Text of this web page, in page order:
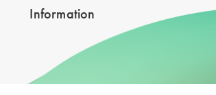
Information